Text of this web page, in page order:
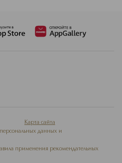
Карта сайта
данных и
применения рекомендательных